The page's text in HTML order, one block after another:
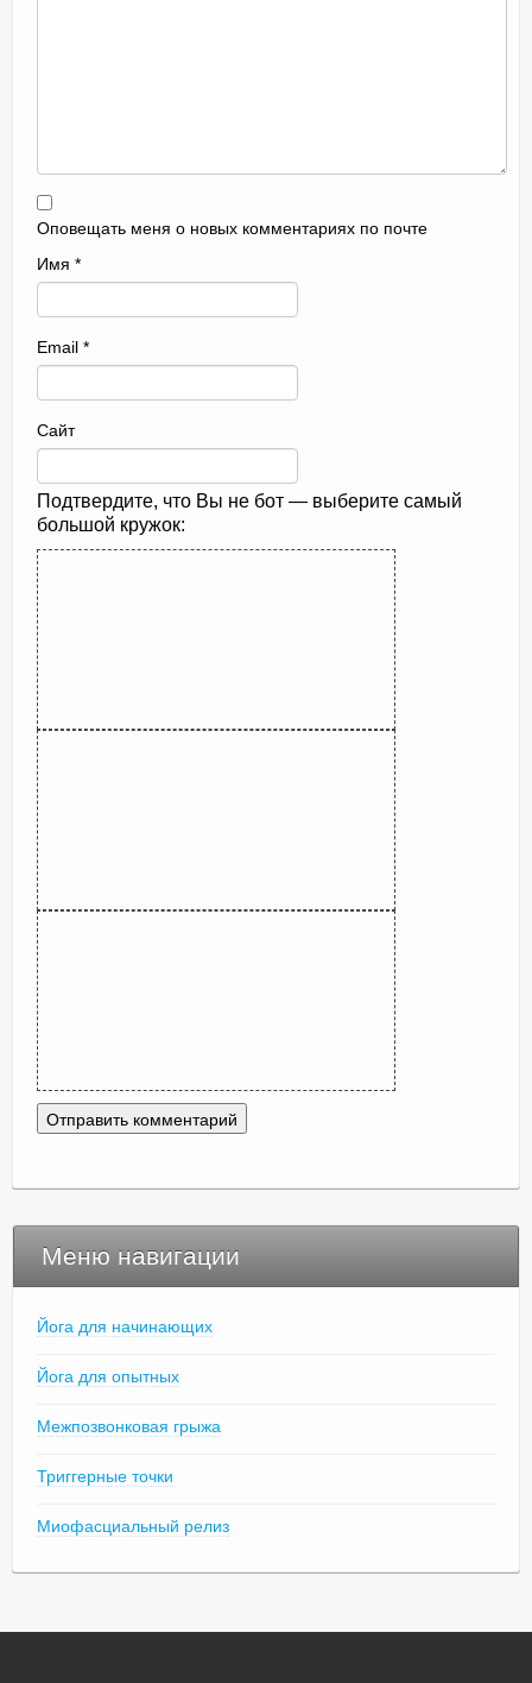
Оповещать меня о новых комментариях по почте
Имя *
Email *
Сайт
Подтвердите, что Вы не бот — выберите самый
большой кружок:
Меню навигации
Йога для начинающих
Йога для опытных
Межпозвонковая грыжа
Триггерные точки
Миофасциальный релиз